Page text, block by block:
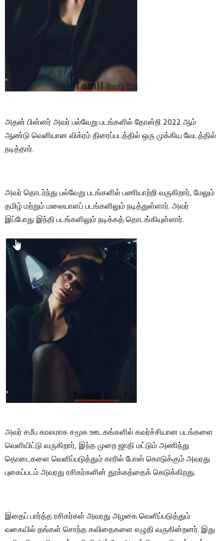
அதன் பின்னர் அவர் பல்வேறு படங்களில் தோன்றி 2022 ஆம்
ஆண்டு வெளியான விக்ரம் திரைப்படத்தில் ஒரு முக்கிய வேடத்தில்
நடித்தார்.
அவர் தொடர்ந்து பல்வேறு படங்களில் பணியாற்றி வருகிறார், மேலும்
தமிழ் மற்றும் மலையாளப் படங்களிலும் நடித்துள்ளார். அவர்
இப்போது இந்தி படங்களிலும் நடிக்கத் தொடங்கியுள்ளார்.
அவர் சமீப காலமாக சமூக ஊடகங்களில் கவர்ச்சியான படங்களை
வெளியிட்டு வருகிறார், இந்த முறை ஜாதி மட்டும் அணிந்து
தொடைகளை வெளிப்படுத்தும் காரில் போஸ் கொடுக்கும் அவரது
புகைப்படம் அவரது ரசிகர்களின் தூக்கத்தைக் கெடுக்கிறது.
இதைப் பார்த்த ரசிகர்கள் அவரது அழகை வெளிப்படுத்தும்
வகையில் தங்கள் சொந்த கவிதைகளை எழுதி வருகின்றனர். இது